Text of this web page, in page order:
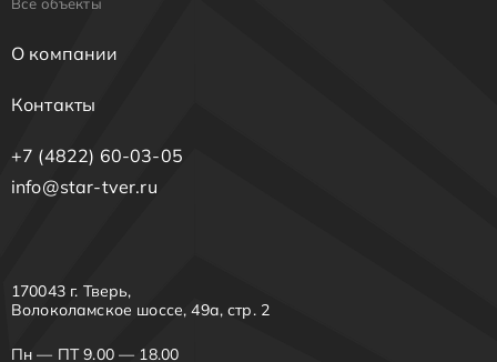
О компании
Контакты
+7 (4822) 60-03-05
info@star-tver.ru
170043 г. Тверь,
Волоколамское шоссе, 49а, стр. 2
Пн — ПТ 9.00 — 18.00